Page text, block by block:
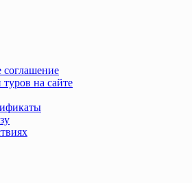
соглашение
на сайте